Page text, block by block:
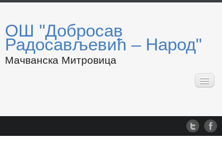
ОШ "Добросав
Радосављевић – Народ"
Мачванска Митровица
Запослени
Подручна одељења